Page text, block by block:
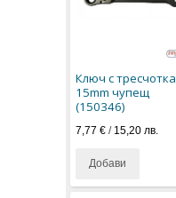
Ключ с тресчотка
15mm чупещ
(150346)
7,77 € / 15,20 лв.
Добави